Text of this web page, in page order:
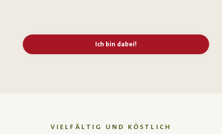
Ich bin dabei!
VIELFÄLTIG UND KÖSTLICH